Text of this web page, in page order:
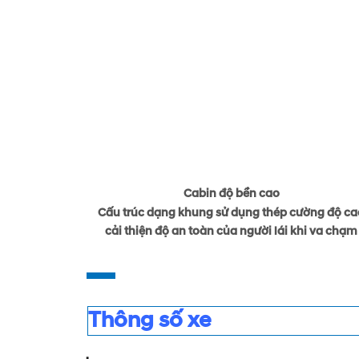
Cabin độ bền cao
Cấu trúc dạng khung sử dụng thép cường độ
cải thiện độ an toàn của người lái khi va chạm
Thông số xe
.